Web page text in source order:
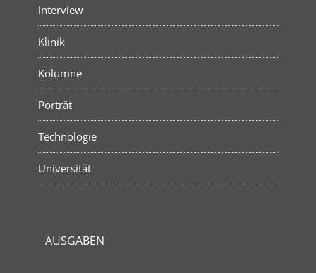
Interview
Klinik
Kolumne
Porträt
Technologie
Universität
AUSGABEN